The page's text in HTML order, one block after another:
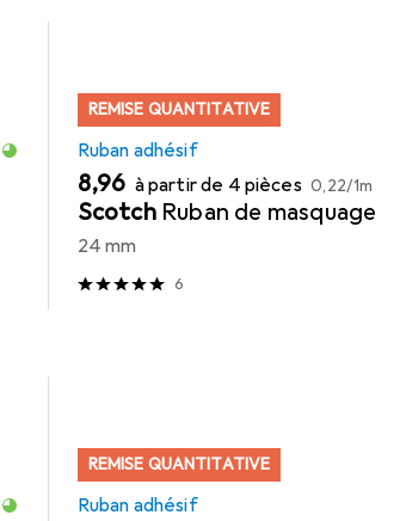
REMISE QUANTITATIVE
Ruban adhésif
EUR
8,96 à partir de 4 pièces EUR
0,22/1m
Scotch Ruban de masquage
24 mm
6
REMISE QUANTITATIVE
Ruban adhésif